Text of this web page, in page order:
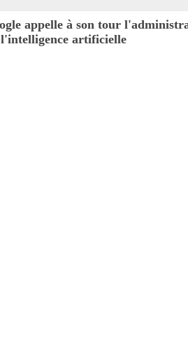
appelle à son tour
artificielle